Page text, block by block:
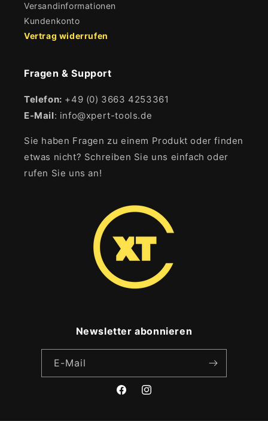
Versandinformationen
Kundenkonto
Vertrag widerrufen
Fragen & Support
Telefon: +49 (0) 3663 4253361
E-Mail: info@xpert-tools.de
Sie haben Fragen zu einem Produkt oder finden
etwas nicht? Schreiben Sie uns einfach oder
rufen Sie uns an!
Newsletter abonnieren
E-Mail
FacebookInstagram